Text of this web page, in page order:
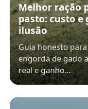
Melhor ração
pasto: custo e
ilusão
Guia honesto
engorda de gado
real e ganho…